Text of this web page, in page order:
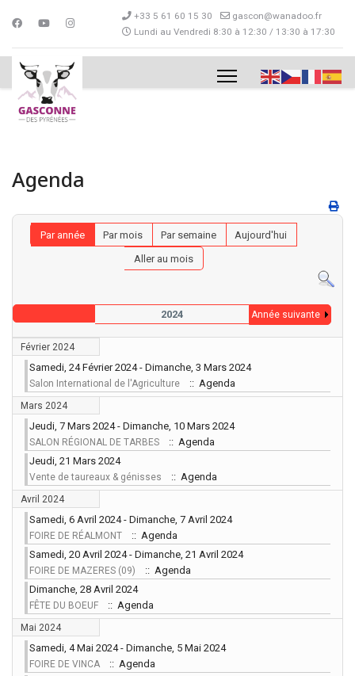
+33 5 61 60 15 30
gascon@wanadoo.fr
Lundi au Vendredi 8:30 à 12:30 / 13:30 à 17:30
Agenda
Par année Par mois Par semaine
Aujourd'hui
Aller au mois
2024 Année suivante
Février 2024
Samedi, 24 Février 2024 - Dimanche, 3 Mars 2024
Salon International de l'Agriculture :: Agenda
Mars 2024
Jeudi, 7 Mars 2024 - Dimanche, 10 Mars 2024
SALON RÉGIONAL DE TARBES
:: Agenda
Jeudi, 21 Mars 2024
Vente de taureaux & génisses :: Agenda
Avril 2024
Samedi, 6 Avril 2024 - Dimanche, 7 Avril 2024
FOIRE DE RÉALMONT
:: Agenda
Samedi, 20 Avril 2024 - Dimanche, 21 Avril 2024
FOIRE DE MAZERES (09)
:: Agenda
Dimanche, 28 Avril 2024
FÊTE DU BOEUF :: Agenda
Mai 2024
Samedi, 4 Mai 2024 - Dimanche, 5 Mai 2024
FOIRE DE VINCA
:: Agenda